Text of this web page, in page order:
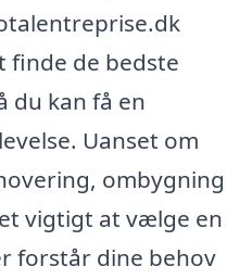
finde de bedste
du kan få en
Uanset om
ombygning
vigtigt at vælge en
forstår dine behov